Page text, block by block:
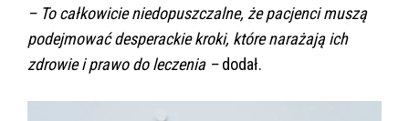
– To całkowicie niedopuszczalne, że pacjenci muszą
podejmować desperackie kroki, które narażają ich
zdrowie i prawo do leczenia –dodał.